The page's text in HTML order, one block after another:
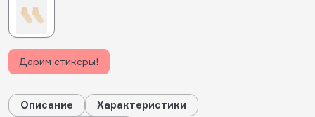
Дарим стикеры!
Описание
Характеристики